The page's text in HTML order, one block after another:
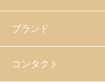
ブランド
コンタクト